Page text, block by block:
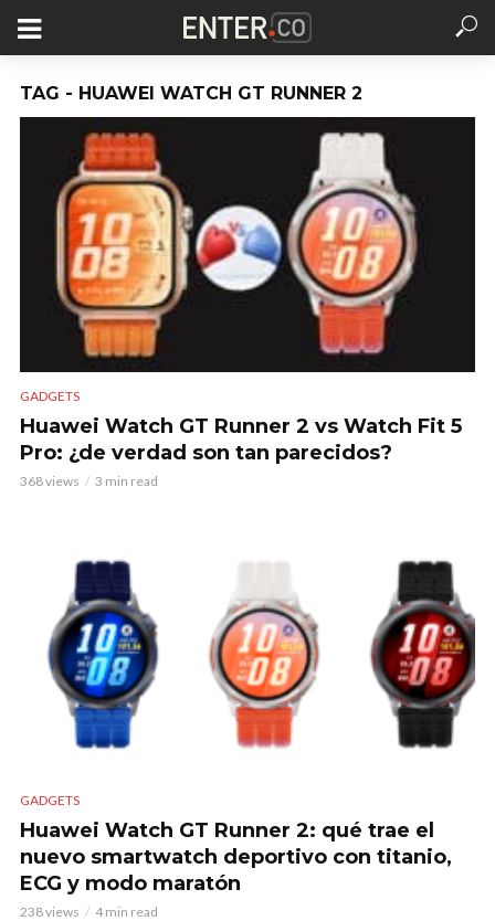
TAG - HUAWEI WATCH GT RUNNER 2
GADGETS
Huawei Watch GT Runner 2 vs Watch Fit 5
Pro: ¿de verdad son tan parecidos?
368 views 3 min read
GADGETS
Huawei Watch GT Runner 2: qué trae el
nuevo smartwatch deportivo con titanio,
ECG y modo maratón
238 views 4 min read